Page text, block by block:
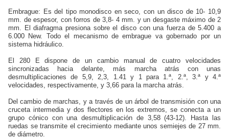
Embrague: Es del tipo monodisco en seco, con un disco de 10- 10,9
mm. de espesor, con forros de 3,8- 4 mm. y un desgaste máximo de 2
mm. El diafragma presiona sobre el disco con una fuerza de 5.400 a
6.000 New. Todo el mecanismo de embrague va gobernado por un
sistema hidráulico.
El 280 E dispone de un cambio manual de cuatro velocidades
sincronizadas hacia delante, más marcha atrás con unas
desmultiplicaciones de 5,9, 2,3, 1.41 y 1 para 1.ª, 2.ª, 3.ª y 4.ª
velocidades, respectivamente, y 3,66 para la marcha atrás.
Del cambio de marchas, y a través de un árbol de transmisión con una
cruceta intermedia y dos flectores en los extremos, se conecta a un
grupo cónico con una desmultiplicación de 3,58 (43-12). Hasta las
ruedas se transmite el crecimiento mediante unos semiejes de 27 mm.
de diámetro.